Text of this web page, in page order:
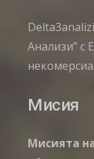
Анализи” с
Мисия
Мисията